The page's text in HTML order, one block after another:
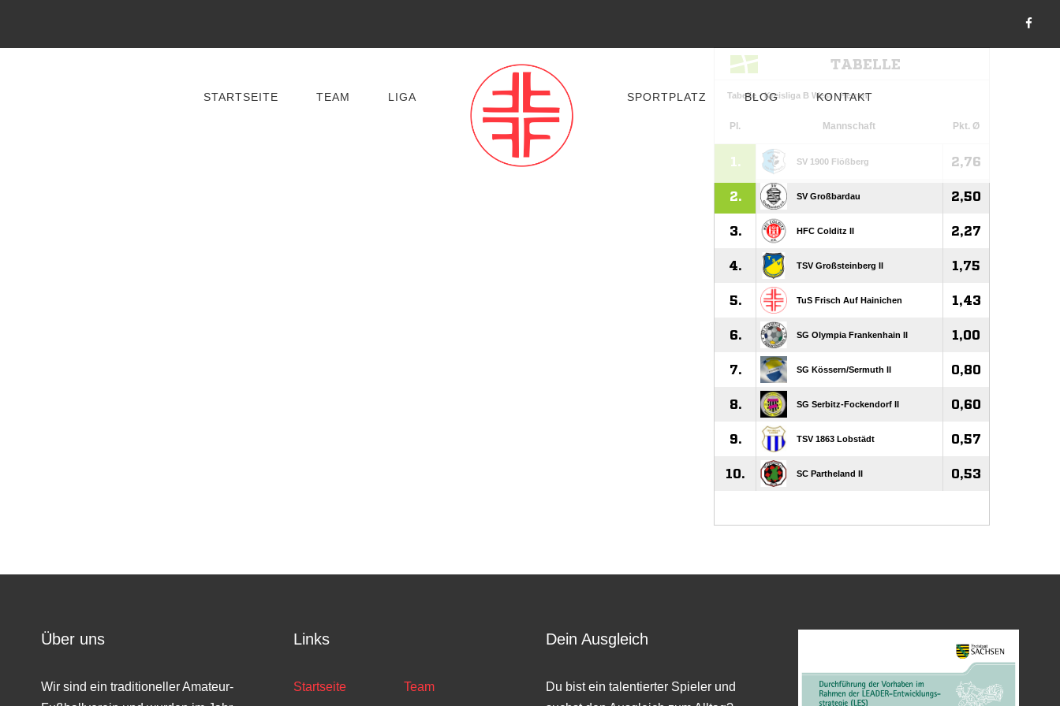
STARTSEITE TEAM LIGA SPORTPLATZ BLOG KONTAKT
Über uns
Wir sind ein traditioneller Amateur-
Links
Startseite Team
Dein Ausgleich
Du bist ein talentierter Spieler und